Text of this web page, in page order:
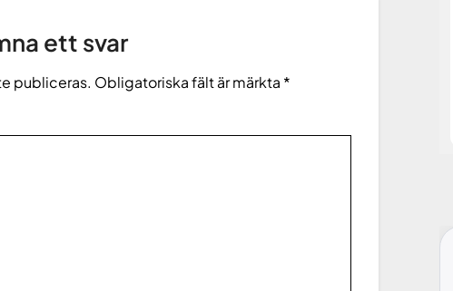
ett svar
publiceras. Obligatoriska fält är märkta *